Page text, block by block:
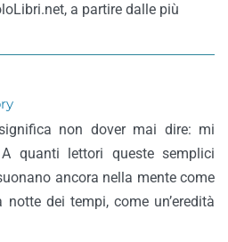
a partire dalle più
non dover mai dire: mi
A quanti lettori queste semplici
ancora nella mente come
dei tempi, come un’eredità